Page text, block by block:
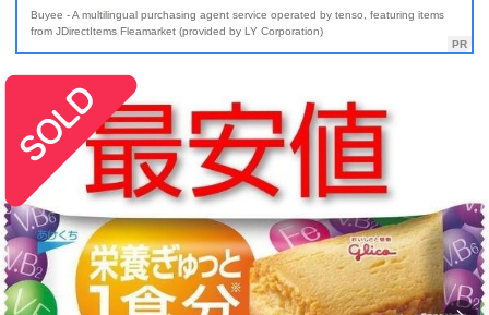
Buyee - A multilingual purchasing agent service operated by tenso, featuring items
from JDirectItems Fleamarket (provided by LY Corporation)